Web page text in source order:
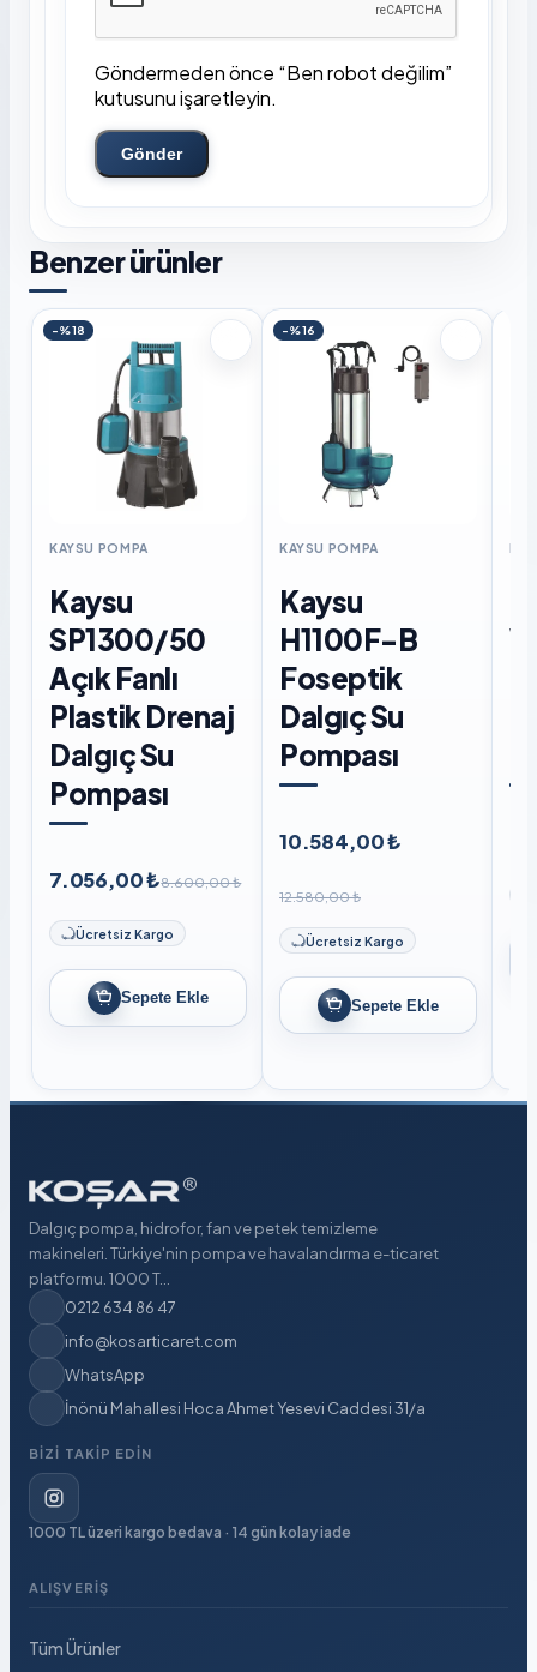
Göndermeden önce “Ben robot değilim”
kutusunu işaretleyin.
Gönder
Benzer ürünler
-%18
KAYSU POMPA
Kaysu
SP1300/50
Açık Fanlı
Plastik Drenaj
Dalgıç Su
Pompası
7.056,00 ₺8.600,00 ₺
Ücretsiz Kargo
Sepete Ekle
-%16
KAYSU POMPA
Kaysu
H1100F-B
Foseptik
Dalgıç Su
Pompası
10.584,00 ₺
12.580,00 ₺
Ücretsiz Kargo
Sepete Ekle
Dalgıç pompa, hidrofor, fan ve petek temizleme
makineleri. Türkiye'nin pompa ve havalandırma e-ticaret
platformu. 1000 T...
0212 634 86 47
info@kosarticaret.com
WhatsApp
İnönü Mahallesi Hoca Ahmet Yesevi Caddesi 31/a
BIZI TAKIP EDIN
1000 TL üzeri kargo bedava · 14 gün kolay iade
ALIŞVERIŞ
Tüm Ürünler